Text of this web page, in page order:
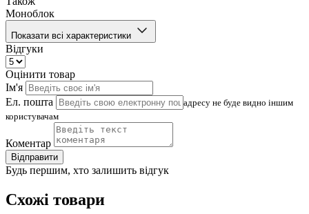
Моноблок
Показати всі характеристики
Відгуки
Оцінити товар
Ім'я
Ел. пошта
адресу не буде видно іншим
користувачам
Коментар
Відправити
Будь першим, хто залишить відгук
Схожі товари